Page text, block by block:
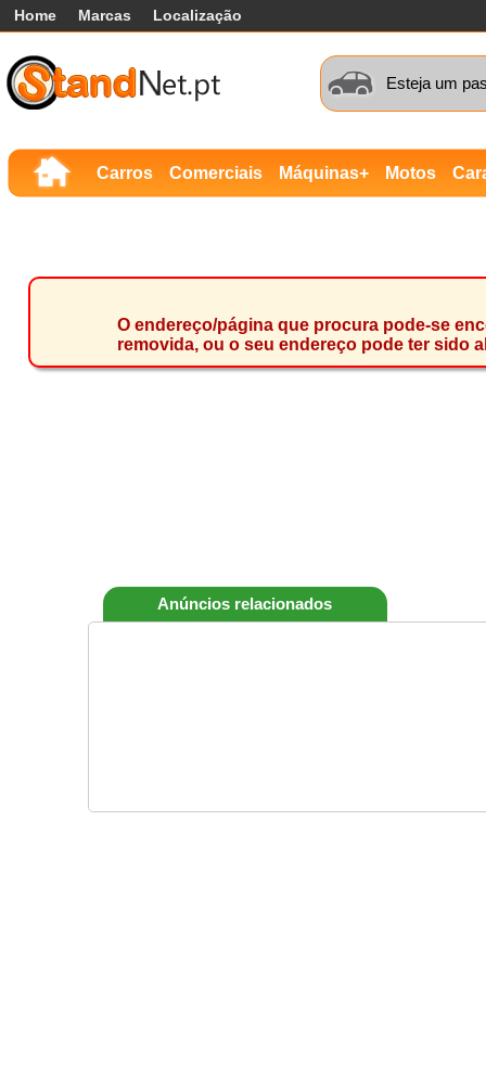
Home Marcas Localização
Esteja um
Carros Comerciais Máquinas+ Motos
O endereço/página que procura pode-se
removida, ou o seu endereço pode ter sido
Anúncios relacionados